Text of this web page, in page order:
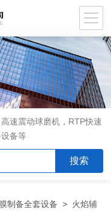
速震动球磨机，RTP快速
备等
制备全套设备 > 火焰辅